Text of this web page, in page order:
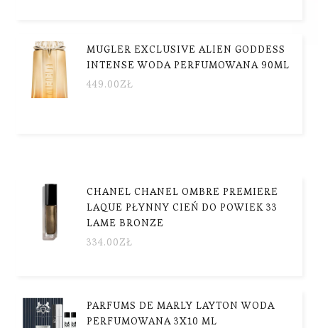
MUGLER EXCLUSIVE ALIEN GODDESS
INTENSE WODA PERFUMOWANA 90ML
449.00ZŁ
CHANEL CHANEL OMBRE PREMIERE
LAQUE PŁYNNY CIEŃ DO POWIEK 33
LAME BRONZE
334.00ZŁ
PARFUMS DE MARLY LAYTON WODA
PERFUMOWANA 3X10 ML